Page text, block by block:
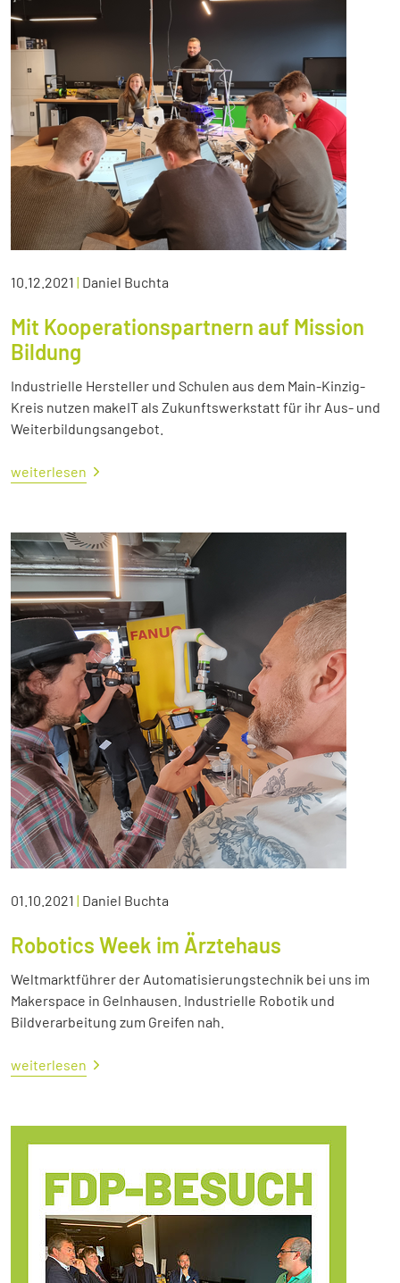
10.12.2021 | Daniel Buchta
Mit Kooperationspartnern auf Mission
Bildung
Industrielle Hersteller und Schulen aus dem Main-Kinzig-
Kreis nutzen makeIT als Zukunftswerkstatt für ihr Aus- und
Weiterbildungsangebot.
weiterlesen
01.10.2021 | Daniel Buchta
Robotics Week im Ärztehaus
Weltmarktführer der Automatisierungstechnik bei uns im
Makerspace in Gelnhausen. Industrielle Robotik und
Bildverarbeitung zum Greifen nah.
weiterlesen